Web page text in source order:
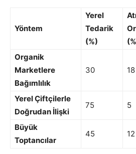
Yöntem
Yerel
Tedarik
(%)
Organik
Marketlere
Bağımlılık
30 18
Yerel Çiftçilerle
Doğrudan İlişki
75 5
Büyük
Toptancılar
45 12